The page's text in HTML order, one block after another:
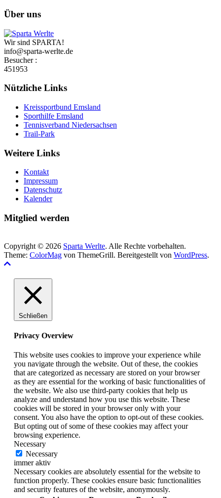
Über uns
Wir sind SPARTA!
info@sparta-werlte.de
Besucher :
451953
Nützliche Links
Kreissportbund Emsland
Sporthilfe Emsland
Tennisverband Niedersachsen
Trail-Park
Weitere Links
Kontakt
Impressum
Datenschutz
Kalender
Mitglied werden
Copyright © 2026 Sparta Werlte. Alle Rechte vorbehalten.
Theme: ColorMag von ThemeGrill. Bereitgestellt von WordPress.
Schließen
Privacy Overview
This website uses cookies to improve your experience while
you navigate through the website. Out of these, the cookies
that are categorized as necessary are stored on your browser
as they are essential for the working of basic functionalities of
the website. We also use third-party cookies that help us
analyze and understand how you use this website. These
cookies will be stored in your browser only with your
consent. You also have the option to opt-out of these cookies.
But opting out of some of these cookies may affect your
browsing experience.
Necessary
Necessary
immer aktiv
Necessary cookies are absolutely essential for the website to
function properly. These cookies ensure basic functionalities
and security features of the website, anonymously.